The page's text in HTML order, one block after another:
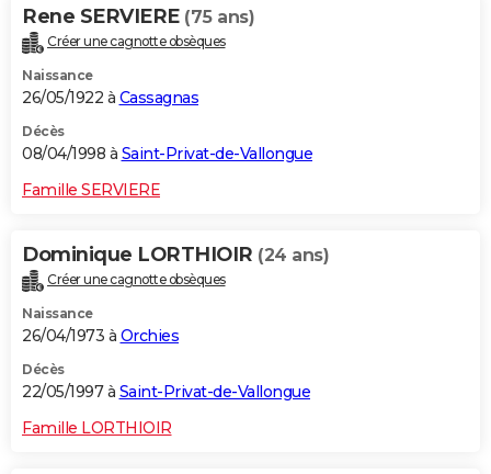
Rene SERVIERE (75 ans)
Créer une cagnotte obsèques
Naissance
26/05/1922 à Cassagnas
Décès
08/04/1998 à Saint-Privat-de-Vallongue
Famille SERVIERE
Dominique LORTHIOIR (24 ans)
Créer une cagnotte obsèques
Naissance
26/04/1973 à Orchies
Décès
22/05/1997 à Saint-Privat-de-Vallongue
Famille LORTHIOIR